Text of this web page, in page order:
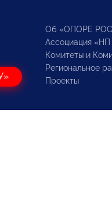
Об «ОПОРЕ
Ассоциация
Комитеты и
Региональное
Проекты